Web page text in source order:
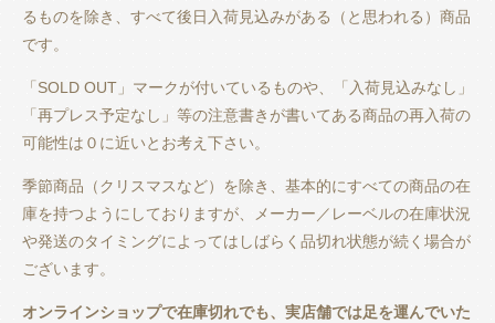
るものを除き、すべて後日入荷見込みがある（と思われる）商品
です。
「SOLD OUT」マークが付いているものや、「入荷見込みなし」
「再プレス予定なし」等の注意書きが書いてある商品の再入荷の
可能性は０に近いとお考え下さい。
季節商品（クリスマスなど）を除き、基本的にすべての商品の在
庫を持つようにしておりますが、メーカー／レーベルの在庫状況
や発送のタイミングによってはしばらく品切れ状態が続く場合が
ございます。
オンラインショップで在庫切れでも、実店舗では足を運んでいた